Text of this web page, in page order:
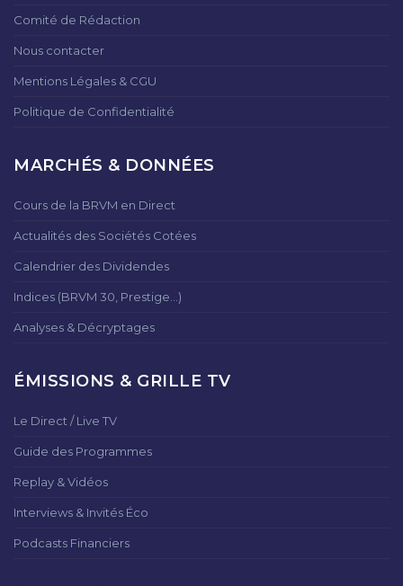
Comité de Rédaction
Nous contacter
Mentions Légales & CGU
Politique de Confidentialité
MARCHÉS & DONNÉES
Cours de la BRVM en Direct
Actualités des Sociétés Cotées
Calendrier des Dividendes
Indices (BRVM 30, Prestige...)
Analyses & Décryptages
ÉMISSIONS & GRILLE TV
Le Direct / Live TV
Guide des Programmes
Replay & Vidéos
Interviews & Invités Éco
Podcasts Financiers